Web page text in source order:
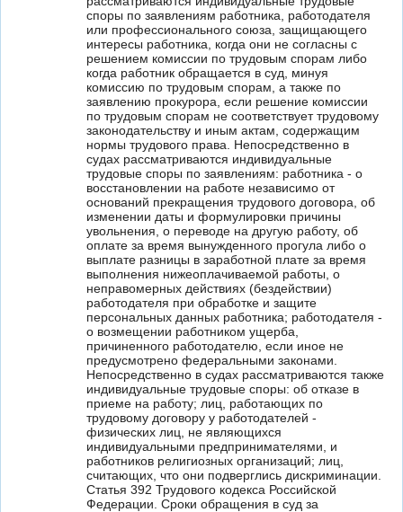
споры по заявлениям работника, работодателя
или профессионального союза, защищающего
интересы работника, когда они не согласны с
решением комиссии по трудовым спорам либо
когда работник обращается в суд, минуя
комиссию по трудовым спорам, а также по
заявлению прокурора, если решение комиссии
по трудовым спорам не соответствует трудовому
законодательству и иным актам, содержащим
нормы трудового права. Непосредственно в
судах рассматриваются индивидуальные
трудовые споры по заявлениям: работника - о
восстановлении на работе независимо от
оснований прекращения трудового договора, об
изменении даты и формулировки причины
увольнения, о переводе на другую работу, об
оплате за время вынужденного прогула либо о
выплате разницы в заработной плате за время
выполнения нижеоплачиваемой работы, о
неправомерных действиях (бездействии)
работодателя при обработке и защите
персональных данных работника; работодателя -
о возмещении работником ущерба,
причиненного работодателю, если иное не
предусмотрено федеральными законами.
Непосредственно в судах рассматриваются также
индивидуальные трудовые споры: об отказе в
приеме на работу; лиц, работающих по
трудовому договору у работодателей -
физических лиц, не являющихся
индивидуальными предпринимателями, и
работников религиозных организаций; лиц,
считающих, что они подверглись дискриминации.
Статья 392 Трудового кодекса Российской
Федерации. Сроки обращения в суд за